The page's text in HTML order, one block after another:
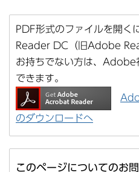
PDF形式のファイルを開
Reader DC（旧Adobe
お持ちでない方は、Adobe
できます。
のダウンロードへ
このページについてのお